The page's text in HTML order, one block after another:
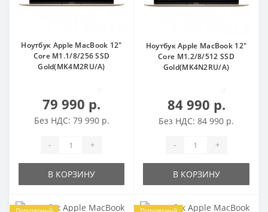
Ноутбук Apple MacBook 12"
Core M1.1/8/256 SSD
Gold(MK4M2RU/A)
79 990 р.
Без НДС: 79 990 р.
- +
В КОРЗИНУ
Ноутбук Apple MacBook 12"
Core M1.2/8/512 SSD
Gold(MK4N2RU/A)
84 990 р.
Без НДС: 84 990 р.
- +
В КОРЗИНУ
Популярный Популярный